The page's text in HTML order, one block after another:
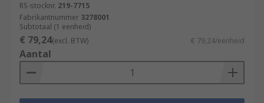
RS-stocknr. 219-7715
Fabrikantnummer 3278001
Subtotaal (1 eenheid)
€ 79,24(excl. BTW) € 79,24/eenheid
Aantal